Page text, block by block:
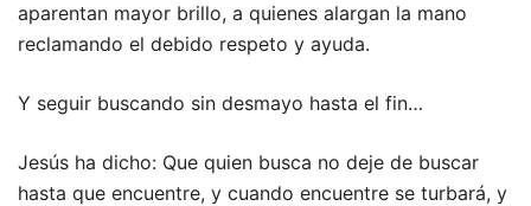
aparentan mayor brillo, a quienes alargan la mano
reclamando el debido respeto y ayuda.
Y seguir buscando sin desmayo hasta el fin…
Jesús ha dicho: Que quien busca no deje de buscar
hasta que encuentre, y cuando encuentre se turbará, y